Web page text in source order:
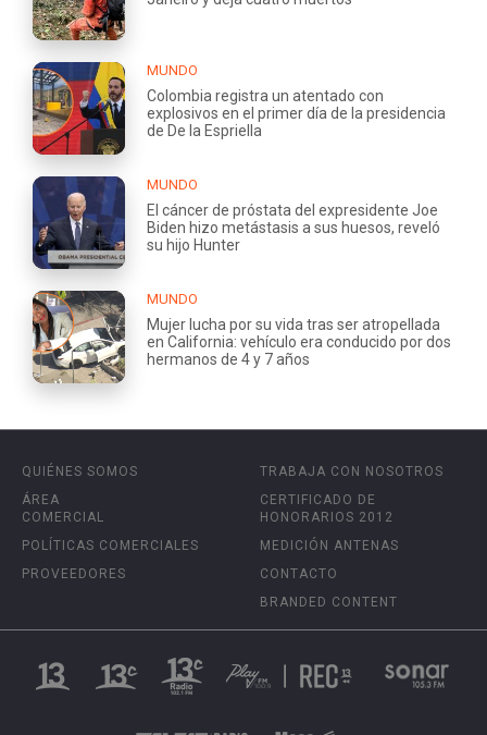
MUNDO
Colombia registra un atentado con
explosivos en el primer día de la presidencia
de De la Espriella
MUNDO
El cáncer de próstata del expresidente Joe
Biden hizo metástasis a sus huesos, reveló
su hijo Hunter
MUNDO
Mujer lucha por su vida tras ser atropellada
en California: vehículo era conducido por dos
hermanos de 4 y 7 años
QUIÉNES SOMOS
ÁREA
COMERCIAL
POLÍTICAS COMERCIALES
PROVEEDORES
TRABAJA CON NOSOTROS
CERTIFICADO DE
HONORARIOS 2012
MEDICIÓN ANTENAS
CONTACTO
BRANDED CONTENT